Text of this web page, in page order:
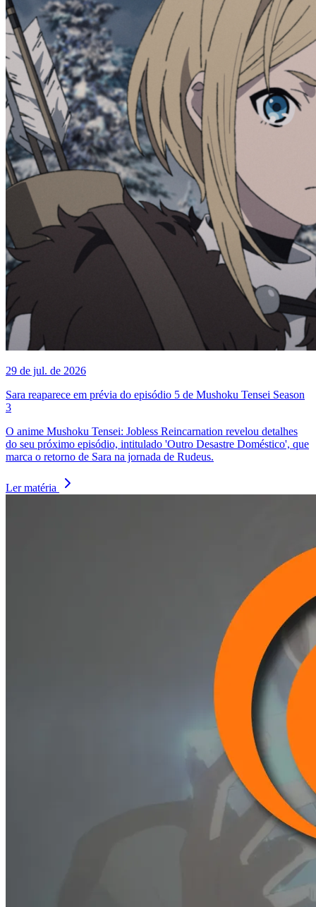
29 de jul. de 2026
Sara reaparece em prévia do episódio 5 de Mushoku Tensei Season
3
O anime Mushoku Tensei: Jobless Reincarnation revelou detalhes
do seu próximo episódio, intitulado 'Outro Desastre Doméstico', que
marca o retorno de Sara na jornada de Rudeus.
Ler matéria